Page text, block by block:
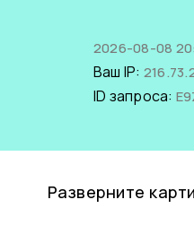
2026-08-08
Ваш IP:
ID запроса:
Разверните